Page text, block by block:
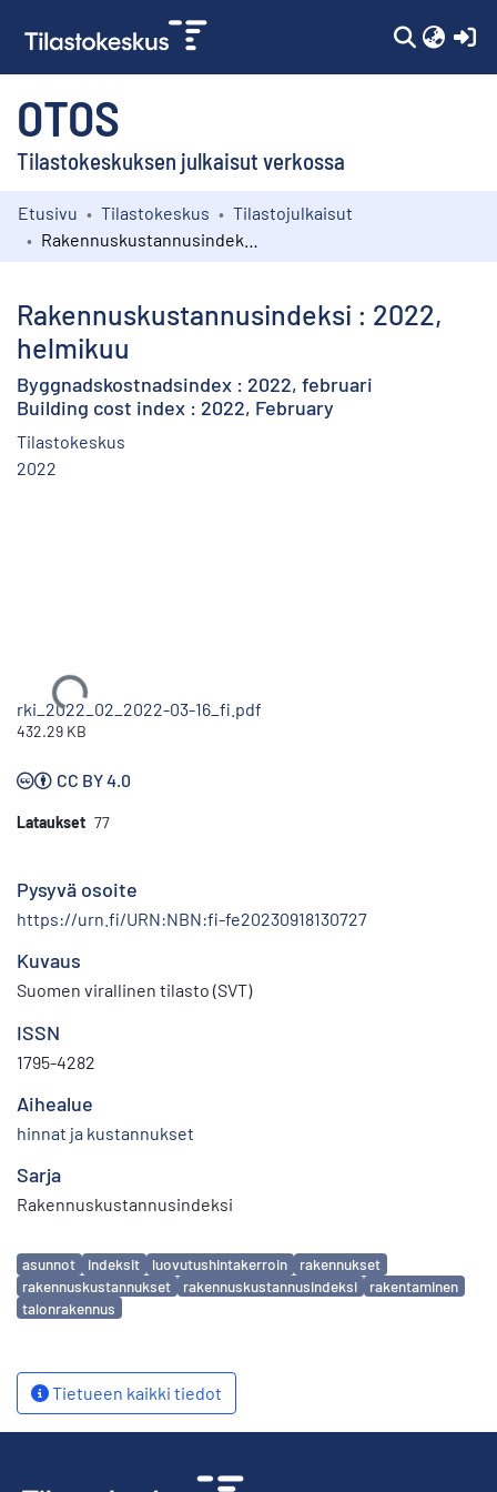
OTOS
Tilastokeskuksen julkaisut verkossa
Kokoelmat
Etusivu Tilastokeskus
Tilastojulkaisut
Rakennuskustannusindeksi : 2022,
helmikuu
Byggnadskostnadsindex : 2022, februari
Building cost index : 2022, February
Tilastokeskus
2022
Ladataan...
rki_2022_02_2022-03-16_fi.pdf
432.29 KB
CC BY 4.0
Lataukset 77
Pysyvä osoite
https://urn.fi/URN:NBN:fi-fe20230918130727
Kuvaus
Suomen virallinen tilasto (SVT)
ISSN
1795-4282
Aihealue
hinnat ja kustannukset
Sarja
Rakennuskustannusindeksi
Avainsanat
asunnot indeksit luovutushintakerroin
rakennukset
rakennuskustannukset
rakennuskustannusindeksi
rakentaminen
talonrakennus
Tietueen kaikki tiedot